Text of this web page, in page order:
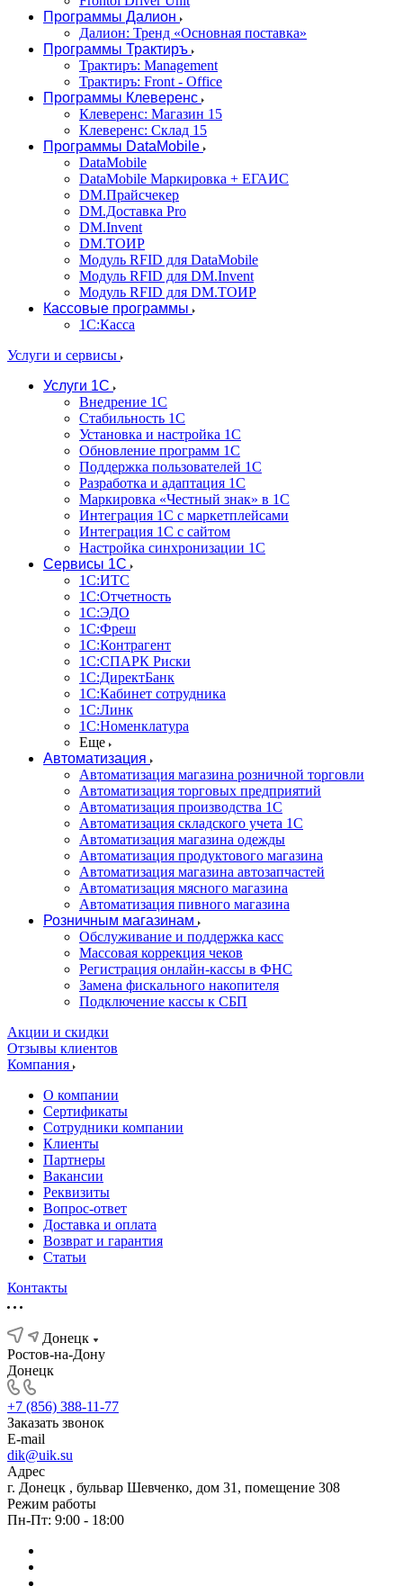
Программы Далион
Далион: Тренд «Основная поставка»
Программы Трактиръ
Трактиръ: Management
Трактиръ: Front - Office
Программы Клеверенс
Клеверенс: Магазин 15
Клеверенс: Склад 15
Программы DataMobile
DataMobile
DataMobile Маркировка + ЕГАИС
DM.Прайсчекер
DM.Доставка Pro
DM.Invent
DM.ТОИР
Модуль RFID для DataMobile
Модуль RFID для DM.Invent
Модуль RFID для DM.ТОИР
Кассовые программы
1С:Касса
Услуги и сервисы
Услуги 1С
Внедрение 1С
Стабильность 1С
Установка и настройка 1С
Обновление программ 1С
Поддержка пользователей 1С
Разработка и адаптация 1С
Маркировка «Честный знак» в 1С
Интеграция 1С с маркетплейсами
Интеграция 1С с сайтом
Настройка синхронизации 1С
Сервисы 1С
1С:ИТС
1С:Отчетность
1С:ЭДО
1С:Фреш
1С:Контрагент
1С:CПАРК Риски
1С:ДиректБанк
1С:Кабинет сотрудника
1С:Линк
1С:Номенклатура
Еще
Автоматизация
Автоматизация магазина розничной торговли
Автоматизация торговых предприятий
Автоматизация производства 1С
Автоматизация складского учета 1C
Автоматизация магазина одежды
Автоматизация продуктового магазина
Автоматизация магазина автозапчастей
Автоматизация мясного магазина
Автоматизация пивного магазина
Розничным магазинам
Обслуживание и поддержка касс
Массовая коррекция чеков
Регистрация онлайн-кассы в ФНС
Замена фискального накопителя
Подключение кассы к СБП
Акции и скидки
Отзывы клиентов
Компания
О компании
Сертификаты
Сотрудники компании
Клиенты
Партнеры
Вакансии
Реквизиты
Вопрос-ответ
Доставка и оплата
Возврат и гарантия
Статьи
Контакты
Донецк
Ростов-на-Дону
Донецк
+7 (856) 388-11-77
Заказать звонок
E-mail
dik@uik.su
Адрес
г. Донецк , бульвар Шевченко, дом 31, помещение 308
Режим работы
Пн-Пт: 9:00 - 18:00